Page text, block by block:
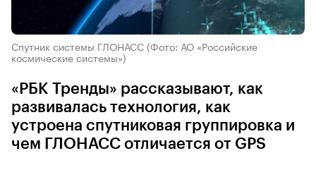
Спутник системы ГЛОНАСС (Фото: АО «Российские
космические системы»)
«РБК Тренды» рассказывают, как
развивалась технология, как
устроена спутниковая группировка и
чем ГЛОНАСС отличается от GPS